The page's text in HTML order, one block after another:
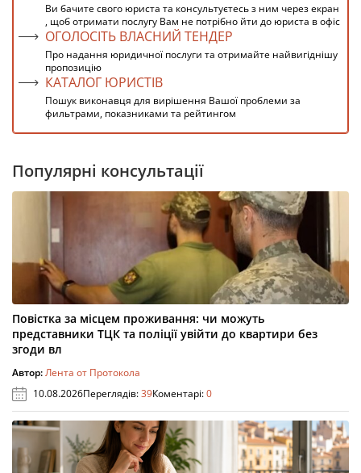
Ви бачите свого юриста та консультуєтесь з ним через екран
, щоб отримати послугу Вам не потрібно йти до юриста в офіс
ОГОЛОСІТЬ ВЛАСНИЙ ТЕНДЕР
Про надання юридичної послуги та отримайте найвигіднішу
пропозицію
КАТАЛОГ ЮРИСТІВ
Пошук виконавця для вирішення Вашої проблеми за
фильтрами, показниками та рейтингом
Популярні консультації
Повістка за місцем проживання: чи можуть
представники ТЦК та поліції увійти до квартири без
згоди вл
Автор:Лента от Протокола
10.08.2026Переглядів:39Коментарі:0